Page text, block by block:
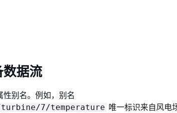
数据流
别名。例如，别名
turbine/7/temperature 唯一标识来自风电